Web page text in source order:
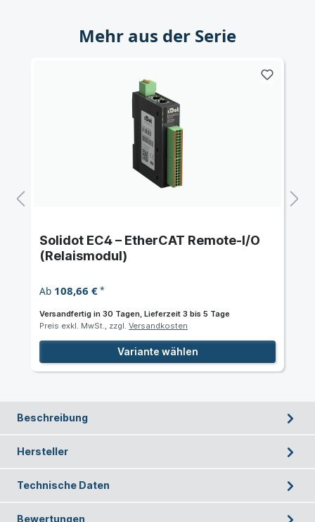
Mehr aus der Serie
Solidot EC4 – EtherCAT Remote-I/O
(Relaismodul)
Ab 108,66 €*
Versandfertig in 30 Tagen, Lieferzeit 3 bis 5 Tage
Preis exkl. MwSt., zzgl. Versandkosten
Variante wählen
Beschreibung
Hersteller
Technische Daten
Bewertungen